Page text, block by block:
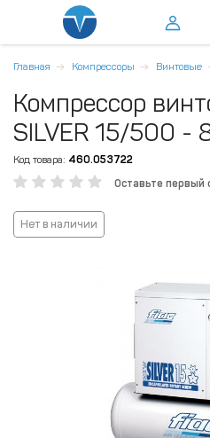
Главная Компрессоры Винтовые
Компрессор
SILVER 15/500 -
Код товара: 460.053722
Оставьте первый
Нет в наличии